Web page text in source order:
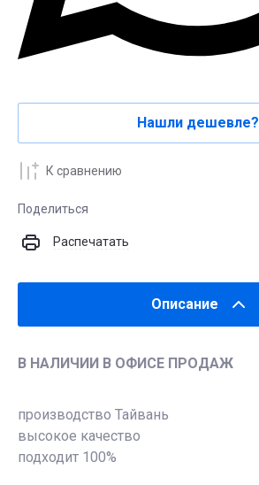
Нашли дешевле?
К сравнению
Поделиться
Распечатать
Описание
В НАЛИЧИИ В ОФИСЕ ПРОДАЖ
производство Тайвань
высокое качество
подходит 100%